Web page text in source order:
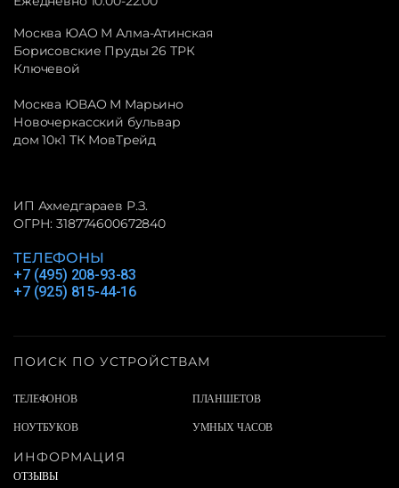
Москва ЮАО М Алма-Атинская
Борисовские Пруды 26 ТРК
Ключевой
Москва ЮВАО М Марьино
Новочеркасский бульвар
дом 10к1 ТК МовТрейд
ИП Ахмедгараев Р.З.
ОГРН: 318774600672840
ТЕЛЕФОНЫ
+7 (495) 208-93-83
+7 (925) 815-44-16
ПОИСК ПО УСТРОЙСТВАМ
ТЕЛЕФОНОВ ПЛАНШЕТОВ
НОУТБУКОВ УМНЫХ ЧАСОВ
ИНФОРМАЦИЯ
ОТЗЫВЫ